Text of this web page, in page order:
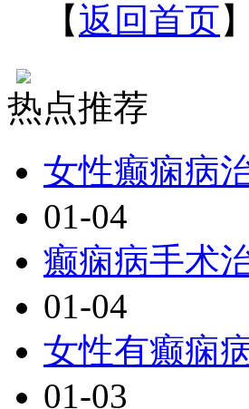
【返回首页】
热点推荐
女性癫痫病
01-04
癫痫病手术
01-04
女性有癫痫
01-03